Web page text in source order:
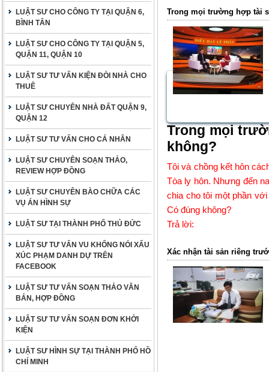
LUẬT SƯ CHO CÔNG TY TẠI QUẬN 6,
BÌNH TÂN
LUẬT SƯ CHO CÔNG TY TẠI QUẬN 5,
QUẬN 11, QUẬN 10
LUẬT SƯ TƯ VẤN KIỆN ĐÒI NHÀ CHO
THUÊ
LUẬT SƯ CHUYÊN NHÀ ĐẤT QUẬN 9,
QUẬN 12
LUẬT SƯ TƯ VẤN CHO CÁ NHÂN
LUẬT SƯ CHUYÊN SOẠN THẢO,
REVIEW HỢP ĐỒNG
LUẬT SƯ CHUYÊN BÀO CHỮA CÁC
VỤ ÁN HÌNH SỰ
LUẬT SƯ TẠI THÀNH PHỐ THỦ ĐỨC
LUẬT SƯ TƯ VẤN VU KHỐNG NÓI XẤU
XÚC PHẠM DANH DỰ TRÊN
FACEBOOK
LUẬT SƯ TƯ VẤN SOẠN THẢO VĂN
BẢN, HỢP ĐỒNG
LUẬT SƯ TƯ VẤN SOẠN ĐƠN KHỞI
KIỆN
LUẬT SƯ HÌNH SỰ TẠI THÀNH PHỐ HỒ
CHÍ MINH
Trong mọi trường hợp tài
Trong mọi
không?
Tôi và chồng kết hôn
Tòa ly hôn. Nhưng đến
chia cho tôi một phần
Có đúng không?
Trả lời:
Xác nhận tài sản riêng